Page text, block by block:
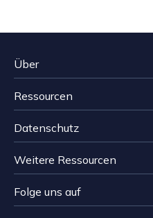
Über
Impressum
Reviews & Awards
Kontakt EaseUS
Affiliates
Ressourcen
Tipps zur Windows
Tipps zur Mac Datenrettung
Speichermedien
Datenschutz
Deinstallieren
Erstattungsrichtlinie
Weitere Ressourcen
Computer Lösungen
Folge uns auf